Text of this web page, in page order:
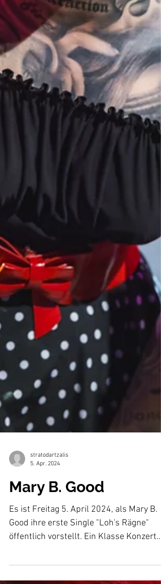
stratodartzalis
5. Apr. 2024
Mary B. Good
Es ist Freitag 5. April 2024, als Mary B.
öffentlich vorstellt. Ein Klasse Konzert
welches das...